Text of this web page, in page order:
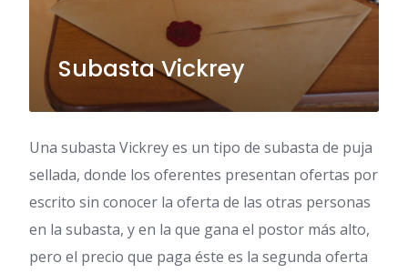
Subasta Vickrey
Una subasta Vickrey es un tipo de subasta de puja
sellada, donde los oferentes presentan ofertas por
escrito sin conocer la oferta de las otras personas
en la subasta, y en la que gana el postor más alto,
pero el precio que paga éste es la segunda oferta